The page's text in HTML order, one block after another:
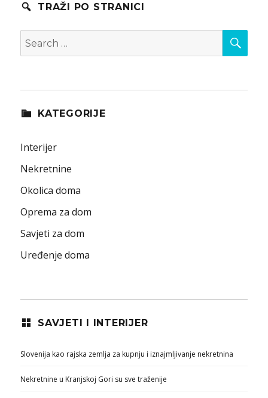
TRAŽI PO STRANICI
Search
for:
KATEGORIJE
Interijer
Nekretnine
Okolica doma
Oprema za dom
Savjeti za dom
Uređenje doma
SAVJETI I INTERIJER
Slovenija kao rajska zemlja za kupnju i iznajmljivanje nekretnina
Nekretnine u Kranjskoj Gori su sve traženije